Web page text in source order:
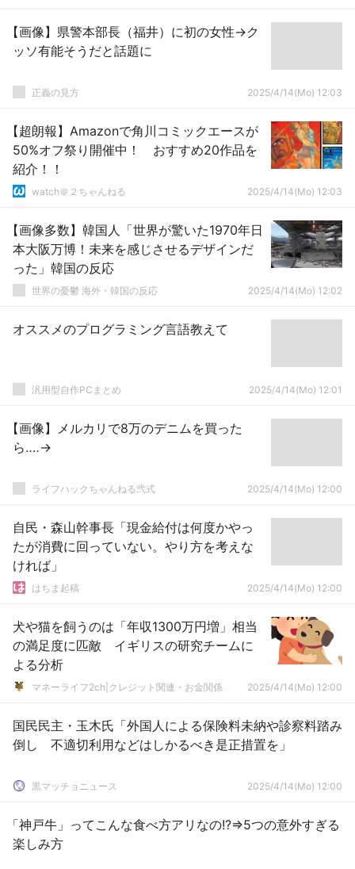
【画像】県警本部長（福井）に初の女性→ク
ッソ有能そうだと話題に
正義の見方 2025/4/14(Mo) 12:03
【超朗報】Amazonで角川コミックエースが
50%オフ祭り開催中！ おすすめ20作品を
紹介！！
watch＠２ちゃんねる 2025/4/14(Mo) 12:03
【画像多数】韓国人「世界が驚いた1970年日
本大阪万博！未来を感じさせるデザインだ
った」韓国の反応
世界の憂鬱 海外・韓国の反応 2025/4/14(Mo) 12:02
オススメのプログラミング言語教えて
汎用型自作PCまとめ 2025/4/14(Mo) 12:01
【画像】メルカリで8万のデニムを買った
ら‥‥→
ライフハックちゃんねる弐式 2025/4/14(Mo) 12:00
自民・森山幹事長「現金給付は何度かやっ
たが消費に回っていない。やり方を考えな
ければ」
はちま起稿 2025/4/14(Mo) 12:00
犬や猫を飼うのは「年収1300万円増」相当
の満足度に匹敵 イギリスの研究チームに
よる分析
マネーライフ2ch|クレジット関連・お金関係 2025/4/14(Mo) 12:00
国民民主・玉木氏「外国人による保険料未納や診察料踏み
倒し 不適切利用などはしかるべき是正措置を」
黒マッチョニュース 2025/4/14(Mo) 12:00
「神戸牛」ってこんな食べ方アリなの!?⇒5つの意外すぎる
楽しみ方